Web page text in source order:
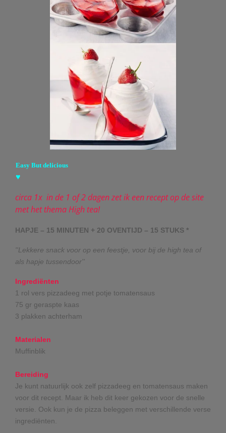
Easy But delicious
♥
circa 1x in de 1 of 2 dagen zet ik een recept op de site
met het thema High tea!
HAPJE – 15 MINUTEN + 20 OVENTIJD – 15 STUKS *
''Lekkere snack voor op een feestje, voor bij de high tea of
als hapje tussendoor''
Ingrediënten
1 rol vers pizzadeeg met potje tomatensaus
75 gr geraspte kaas
3 plakken achterham
Materialen
Muffinblik
Bereiding
Je kunt natuurlijk ook zelf pizzadeeg en tomatensaus maken
voor dit recept. Maar ik heb dit keer gekozen voor de snelle
versie. Ook kun je de pizza beleggen met verschillende verse
ingrediënten.